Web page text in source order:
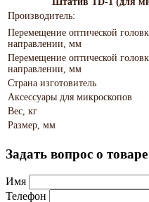
Производитель:
Перемещение оптической
направлении, мм
Перемещение оптической
направлении, мм
Страна изготовитель
Аксессуары для микроскопов
Вес, кг
Размер, мм
Задать вопрос о товаре
Имя
Телефон